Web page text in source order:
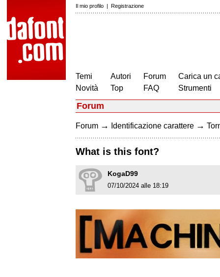
Il mio profilo | Registrazione
Temi
Novità
Autori
Top
Forum
FAQ
Carica un
Strumenti
Forum
Forum → Identificazione carattere →
What is this font?
KogaD99
07/10/2024 alle 18:19